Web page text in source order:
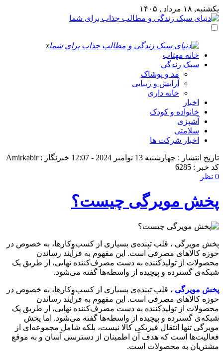
یکشنبه, ۱۸ مرداد , ۱۴۰۵
x
خانه مهتاب
سبک زندگی
مد و پوشاک
آرایش و زیبایی
خانه داری
اخبار
خانواده و کودک
آشپزی
سلامتی
اخبار شرکت ها
تاریخ انتشار : چهارشنبه 13 نوامبر 2024 - 12:07
خبرنگار : Amirkabir
کد خبر : 6285
0 نظر
پخش مویرگی چیست؟
پخش مویرگی ، قلب تپنده‌ی بسیاری از کسب‌وکارها، به خصوص در
حوزه کالاهای مصرفی است. این مفهوم به فرآیند رساندن
محصولات از تولیدکننده به دست مصرف‌کننده نهایی، از طریق یک
شبکه‌ی گسترده و پیچیده از واسطه‌ها گفته می‌شود.
پخش مویرگی ، قلب تپنده‌ی بسیاری از کسب‌وکارها، به خصوص در
حوزه کالاهای مصرفی است. این مفهوم به فرآیند رساندن
محصولات از تولیدکننده به دست مصرف‌کننده نهایی، از طریق یک
شبکه‌ی گسترده و پیچیده از واسطه‌ها گفته می‌شود. اما پخش
مویرگی تنها انتقال فیزیکی کالا نیست، بلکه شامل مجموعه‌ای از
فعالیت‌ها است که هدف آن اطمینان از دسترسی آسان و به موقع
مشتریان به محصولات است.